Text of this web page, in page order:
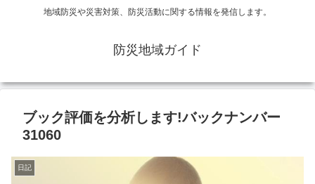
地域防災や災害対策、防災活動に関する情報を発信します。
防災地域ガイド
ブック評価を分析します!バックナンバー
31060
日記